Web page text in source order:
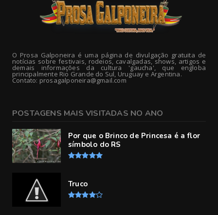
O Prosa Galponeira é uma página de divulgação gratuita de
notícias sobre festivais, rodeios, cavalgadas, shows, artigos e
demais informações da cultura 'gaucha', que engloba
principalmente Rio Grande do Sul, Uruguay e Argentina.
Contato: prosagalponeira@gmail.com
POSTAGENS MAIS VISITADAS NO ANO
Por que o Brinco de Princesa é a flor
símbolo do RS
Truco